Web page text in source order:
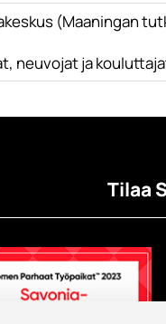
(Maaningan
neuvojat ja
Tilaa